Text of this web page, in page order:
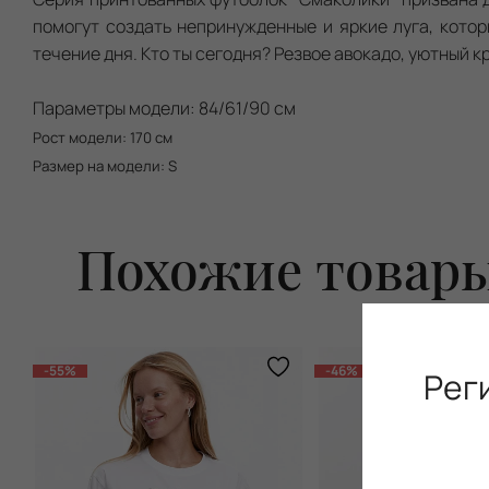
помогут создать непринужденные и яркие луга,
течение дня. Кто ты сегодня? Резвое авокадо, уютный
Параметры модели: 84/61/90 см
Рост модели: 170 см
Размер на модели: S
Похожие
-55% -46%